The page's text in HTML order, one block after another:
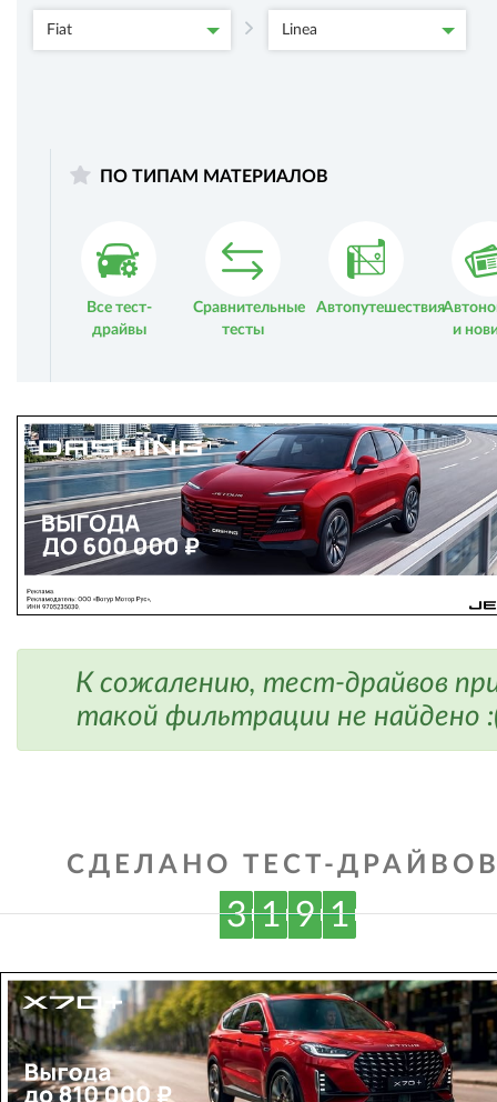
Fiat Linea
ПО ТИПАМ МАТЕРИАЛОВ
Все тест-
драйвы
Сравнительные
тесты
Автопутешествия
и
К сожалению, тест-драйвов
такой фильтрации не найдено
СДЕЛАНО ТЕСТ-
3 1 9 1